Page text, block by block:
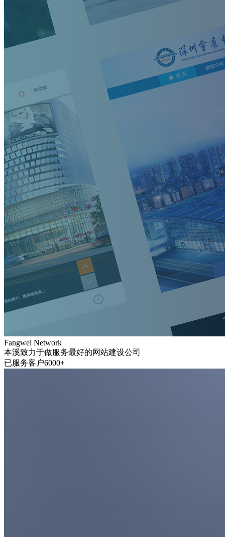
Fangwei Network
本溪致力于做服务最好的网站建设公司
已服务客户6000+